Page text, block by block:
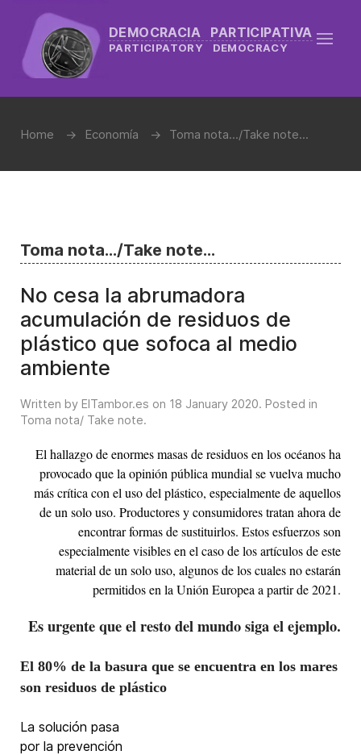
DEMOCRACIA PARTICIPATIVA
PARTICIPATORY DEMOCRACY
Home Economía Toma nota.../Take note...
Toma nota.../Take note...
No cesa la abrumadora
acumulación de residuos de
plástico que sofoca al medio
ambiente
Written by ElTambor.es on 18 January 2020. Posted in
Toma nota/ Take note.
El hallazgo de enormes masas de residuos en los océanos ha
provocado que la opinión pública mundial se vuelva mucho
más crítica con el uso del plástico, especialmente de aquellos
de un solo uso. Productores y consumidores tratan ahora de
encontrar formas de sustituirlos. Estos esfuerzos son
especialmente visibles en el caso de los artículos de este
material de un solo uso, algunos de los cuales no estarán
permitidos en la Unión Europea a partir de 2021.
Es urgente que el resto del mundo siga el ejemplo.
El 80% de la basura que se encuentra en los mares
son residuos de plástico
La solución pasa
por la prevención